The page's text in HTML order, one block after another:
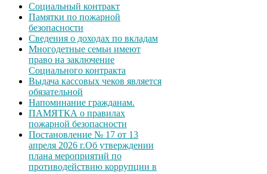
Социальный контракт
Памятки по пожарной
безопасности
Сведения о доходах по вкладам
Многодетные семьи имеют
право на заключение
Социального контракта
Выдача кассовых чеков является
обязательной
Напоминание гражданам.
ПАМЯТКА о правилах
пожарной безопасности
Постановление № 17 от 13
апреля 2026 г.Об утверждении
плана мероприятий по
противодействию коррупции в